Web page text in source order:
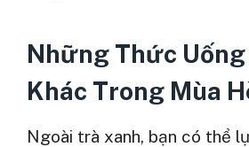
Những Thức
Khác Trong Mùa
Ngoài trà xanh, bạn có thể